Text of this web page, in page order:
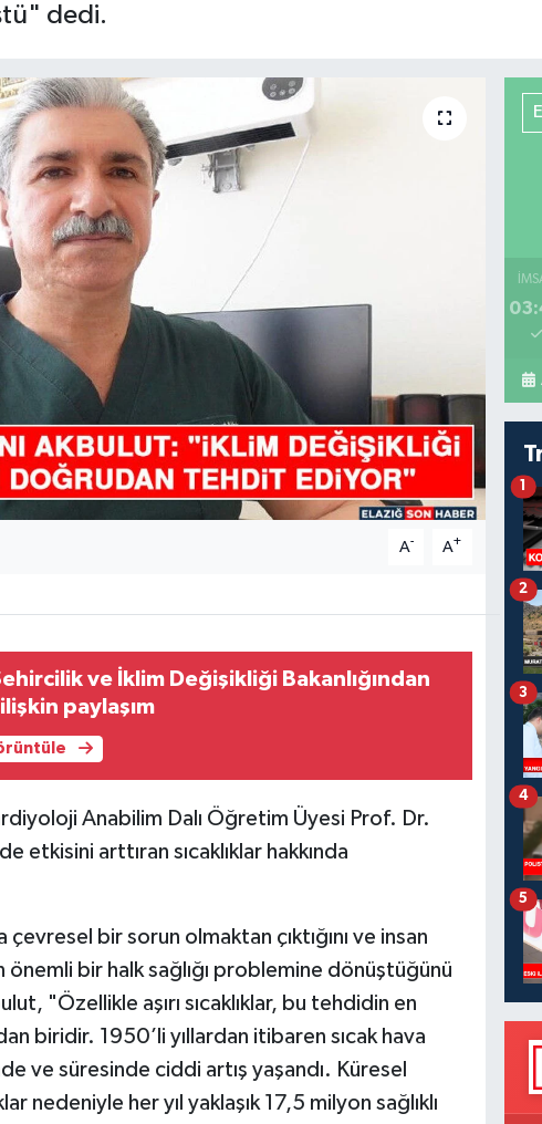
dedi.
A- A+
ve İklim Değişikliği Bakanlığından
ilişkin paylaşım
Anabilim Dalı Öğretim Üyesi Prof. Dr.
etkisini arttıran sıcaklıklar hakkında
çevresel bir sorun olmaktan çıktığını ve insan
önemli bir halk sağlığı problemine dönüştüğünü
"Özellikle aşırı sıcaklıklar, bu tehdidin en
biridir. 1950’li yıllardan itibaren sıcak hava
ve süresinde ciddi artış yaşandı. Küresel
nedeniyle her yıl yaklaşık 17,5 milyon sağlıklı
1
2
3
4
5